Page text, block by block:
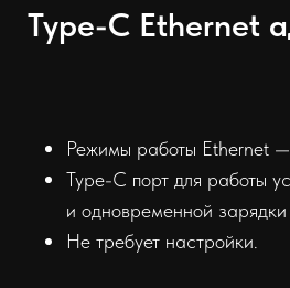
Type-C Ethernet
Режимы работы Ethernet
Type-C порт для работы
и одновременной зарядки
Не требует настройки.